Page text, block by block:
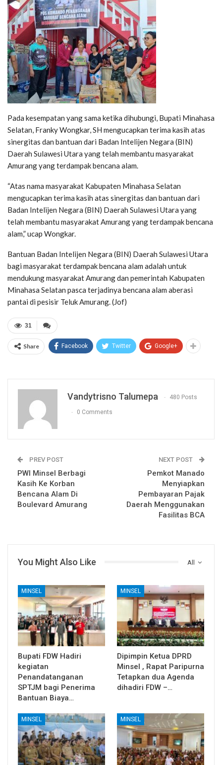
Pada kesempatan yang sama ketika dihubungi, Bupati Minahasa
Selatan, Franky Wongkar, SH mengucapkan terima kasih atas
sinergitas dan bantuan dari Badan Intelijen Negara (BIN)
Daerah Sulawesi Utara yang telah membantu masyarakat
Amurang yang terdampak bencana alam.
“Atas nama masyarakat Kabupaten Minahasa Selatan
mengucapkan terima kasih atas sinergitas dan bantuan dari
Badan Intelijen Negara (BIN) Daerah Sulawesi Utara yang
telah membantu masyarakat Amurang yang terdampak bencana
alam,” ucap Wongkar.
Bantuan Badan Intelijen Negara (BIN) Daerah Sulawesi Utara
bagi masyarakat terdampak bencana alam adalah untuk
mendukung masyarakat Amurang dan pemerintah Kabupaten
Minahasa Selatan pasca terjadinya bencana alam aberasi
pantai di pesisir Teluk Amurang. (Jof)
31
Share Facebook Twitter Google+
Vandytrisno Talumepa 480 Posts
0 Comments
PREV POST
PWI Minsel Berbagi
Kasih Ke Korban
Bencana Alam Di
Boulevard Amurang
NEXT POST
Pemkot Manado
Menyiapkan
Pembayaran Pajak
Daerah Menggunakan
Fasilitas BCA
All
You Might Also Like
MINSEL
Bupati FDW Hadiri
kegiatan
Penandatanganan
SPTJM bagi Penerima
Bantuan Biaya…
MINSEL
Dipimpin Ketua DPRD
Minsel , Rapat Paripurna
Tetapkan dua Agenda
dihadiri FDW –…
MINSEL MINSEL